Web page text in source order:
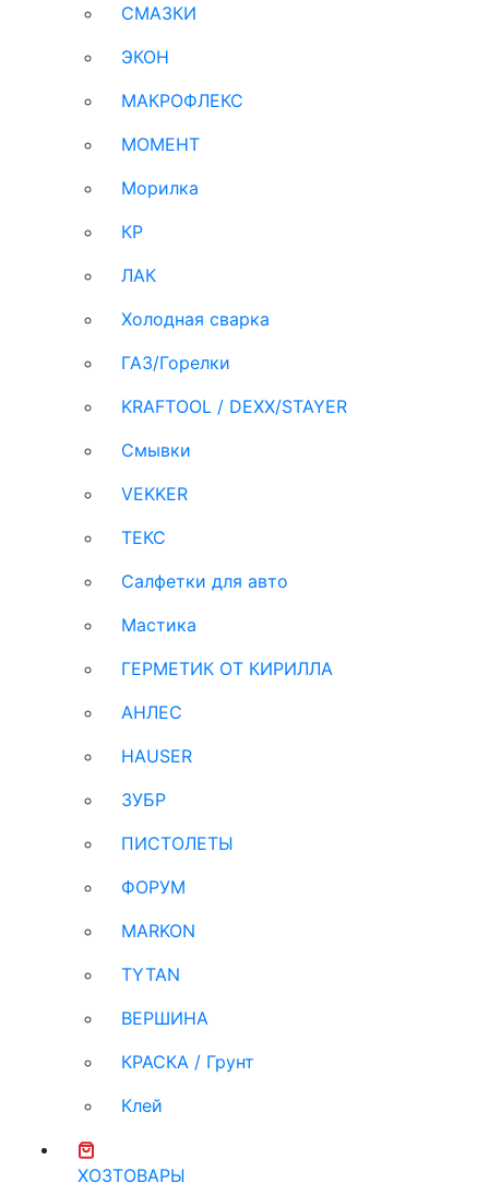
СМАЗКИ
ЭКОН
МАКРОФЛЕКС
МОМЕНТ
Морилка
КР
ЛАК
Холодная сварка
ГАЗ/Горелки
KRAFTOOL / DEXX/STAYER
Смывки
VEKKER
ТЕКС
Салфетки для авто
Мастика
ГЕРМЕТИК ОТ КИРИЛЛА
АНЛЕС
HAUSER
ЗУБР
ПИСТОЛЕТЫ
ФОРУМ
MARKON
TYTAN
ВЕРШИНА
КРАСКА / Грунт
Клей
ХОЗТОВАРЫ